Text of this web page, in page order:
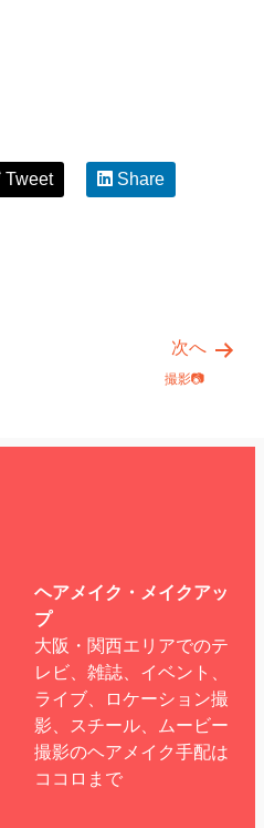
Tweet Share
次へ
撮影📷
ヘアメイク・メイクアッ
プ
大阪・関西エリアでのテ
レビ、雑誌、イベント、
ライブ、ロケーション撮
影、スチール、ムービー
撮影のヘアメイク手配は
ココロまで